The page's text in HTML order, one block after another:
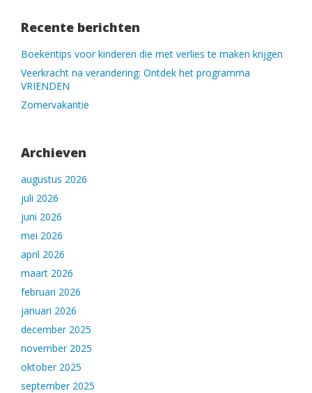
Recente berichten
Boekentips voor kinderen die met verlies te maken krijgen
Veerkracht na verandering: Ontdek het programma
VRIENDEN
Zomervakantie
Archieven
augustus 2026
juli 2026
juni 2026
mei 2026
april 2026
maart 2026
februari 2026
januari 2026
december 2025
november 2025
oktober 2025
september 2025